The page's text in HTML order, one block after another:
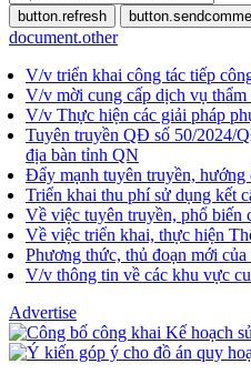
button.refresh
document.other
V/v triển khai công tác tiếp
V/v mời cung cấp dịch vụ thẩm
V/v Thực hiện các giải pháp
Tuyên truyền QĐ số 50/2024/
địa bàn tỉnh QN
Đẩy mạnh tuyên truyền,
Triển khai thu phí sử dụng kết
Về việc tuyên truyền, phổ biến
Về việc triển khai, thực hiện
Phương thức, thủ đoạn mới
V/v thông tin về các khu vực
Advertise